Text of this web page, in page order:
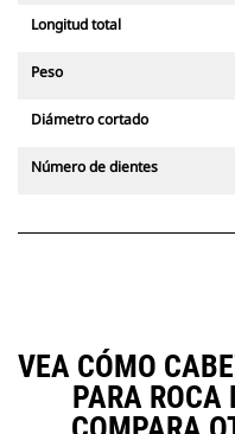
Longitud total
Peso
Diámetro cortado
Número de dientes
VEA CÓMO
PARA